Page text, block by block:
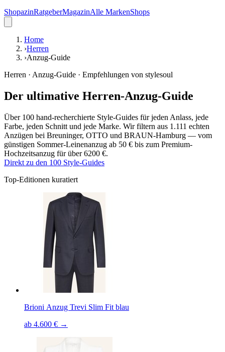
ShopazinRatgeberMagazinAlle MarkenShops
Home
›Herren
›Anzug-Guide
Herren · Anzug-Guide · Empfehlungen von stylesoul
Der ultimative Herren-Anzug-Guide
Über 100 hand-recherchierte Style-Guides für jeden Anlass, jede
Farbe, jeden Schnitt und jede Marke. Wir filtern aus 1.111 echten
Anzügen bei Breuninger, OTTO und BRAUN-Hamburg — vom
günstigen Sommer-Leinenanzug ab 50 € bis zum Premium-
Hochzeitsanzug für über6200 €.
Direkt zu den 100 Style-Guides
Top-Editionen kuratiert
Brioni Anzug Trevi Slim Fit blau
ab 4.600 € →